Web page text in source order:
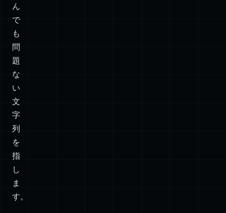
由
に
組
み
込
ん
で
も
問
題
な
い
文
字
列